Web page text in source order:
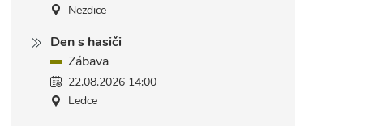
Nezdice
Den s hasiči
Zábava
22.08.2026 14:00
Ledce